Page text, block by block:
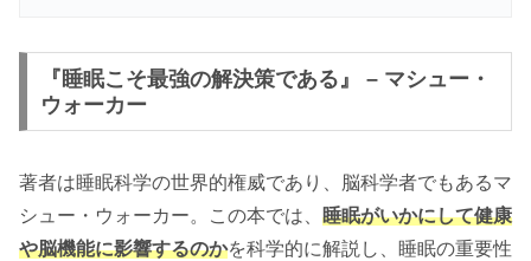
『睡眠こそ最強の解決策である』 – マシュー・
ウォーカー
著者は睡眠科学の世界的権威であり、脳科学者でもあるマ
シュー・ウォーカー。この本では、 睡眠がいかにして健康
や脳機能に影響するのかを科学的に解説し、睡眠の重要性